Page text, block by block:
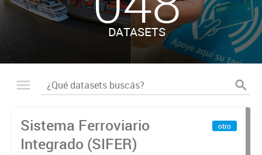
DATASETS
Sistema Ferroviario
Integrado (SIFER)
otro